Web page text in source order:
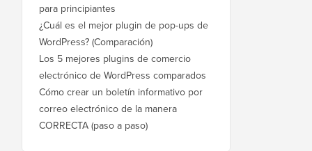
para principiantes
¿Cuál es el mejor plugin de pop-ups de
WordPress? (Comparación)
Los 5 mejores plugins de comercio
electrónico de WordPress comparados
Cómo crear un boletín informativo por
correo electrónico de la manera
CORRECTA (paso a paso)